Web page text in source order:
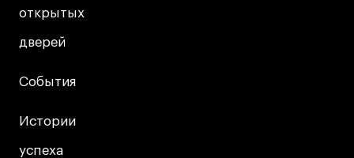
открытых
дверей
открытых
дверей
События
События
Истории
успеха
Истории
успеха